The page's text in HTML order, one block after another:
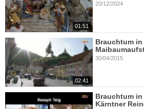
01:51
20/12/2024
02:41
Brauchtum
30/04/2015
Brauchtum
Kärntner